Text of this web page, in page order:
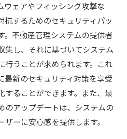
ウェアやフィッシング攻撃な
抗するためのセキュリティパッ
。不動産管理システムの提供者
集し、それに基づいてシステム
行うことが求められます。これ
最新のセキュリティ対策を享受
することができます。また、最
のアップデートは、システムの
ーに安心感を提供します。